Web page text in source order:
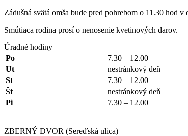
Zádušná svätá omša bude pred pohrebom o 11.30 hod
Smútiaca rodina prosí o nenosenie kvetinových darov.
Úradné hodiny
Po
7.30 – 12.00
Ut
nestránkový deň
St
7.30 – 12.00
Št
nestránkový deň
Pi
7.30 – 12.00
ZBERNÝ DVOR (Sereďská ulica)